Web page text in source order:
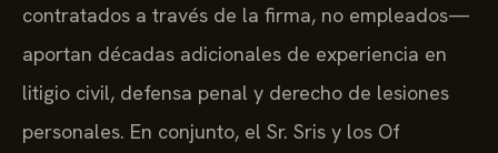
contratados a través de la firma, no empleados—
aportan décadas adicionales de experiencia en
litigio civil, defensa penal y derecho de lesiones
personales. En conjunto, el Sr. Sris y los Of